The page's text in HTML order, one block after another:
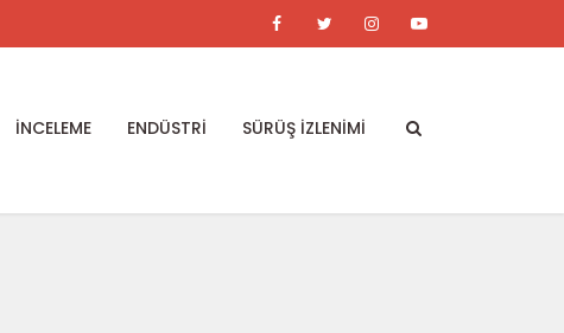
İNCELEME ENDÜSTRİ SÜRÜŞ İZLENİMİ